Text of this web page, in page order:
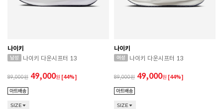
나이키
나이키 다운시프터 13
89,000 49,000원 [44%]
SIZE
나이키
나이키 다운시프터 13
89,000 49,000원 [44%]
SIZE